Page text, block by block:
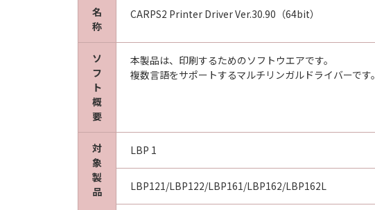
名
称
CARPS2 Printer Driver Ver.30.90（64bit）
ソ
フ
ト
概
要
本製品は、印刷するためのソフトウエアです。
複数言語をサポートするマルチリンガルドライバーです。
対
象
製
品
LBP 1
LBP121/LBP122/LBP161/LBP162/LBP162L